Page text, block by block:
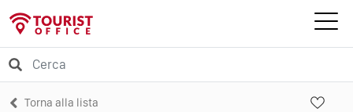
Torna alla lista